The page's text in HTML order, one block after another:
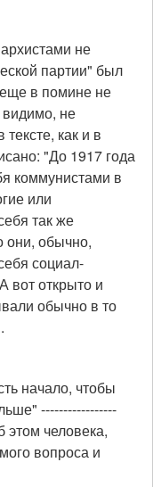
не
партии" был
в помине не
не
как и в
"До 1917 года
коммунистами в
или
так же
они, обычно,
социал-
вот открыто и
обычно в то
начало, чтобы
-----------------
человека,
вопроса и